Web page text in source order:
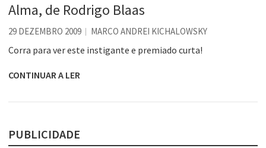
Alma, de Rodrigo Blaas
29 DEZEMBRO 2009 MARCO ANDREI KICHALOWSKY
Corra para ver este instigante e premiado curta!
CONTINUAR A LER
PUBLICIDADE